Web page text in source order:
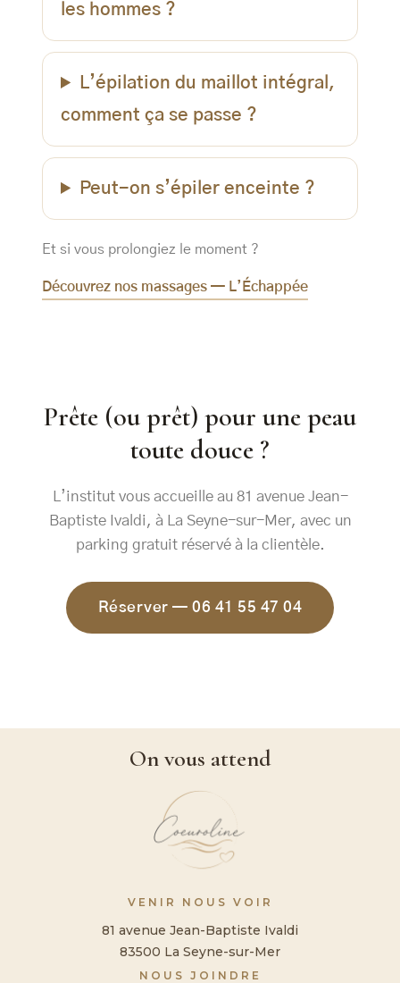
les hommes ?
L’épilation du maillot intégral,
comment ça se passe ?
Peut-on s’épiler enceinte ?
Et si vous prolongiez le moment ?
Découvrez nos massages — L’Échappée
Prête (ou prêt) pour une peau
toute douce ?
L’institut vous accueille au 81 avenue Jean-
Baptiste Ivaldi, à La Seyne-sur-Mer, avec un
parking gratuit réservé à la clientèle.
Réserver — 06 41 55 47 04
On vous attend
VENIR NOUS VOIR
81 avenue Jean-Baptiste Ivaldi
83500 La Seyne-sur-Mer
NOUS JOINDRE